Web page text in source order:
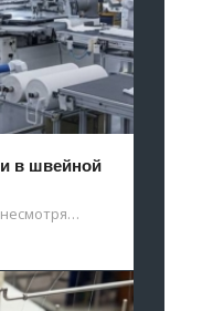
в швейной